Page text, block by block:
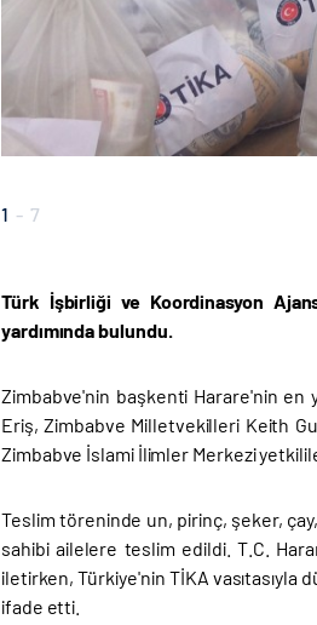
1 - 7
Türk İşbirliği ve Koordinasyon
yardımında bulundu.
Zimbabve'nin başkenti Harare'nin
Eriş, Zimbabve Milletvekilleri Keith
Zimbabve İslami İlimler Merkezi
Teslim töreninde un, pirinç, şeker,
sahibi ailelere teslim edildi. T.C.
iletirken, Türkiye'nin TİKA
ifade etti.